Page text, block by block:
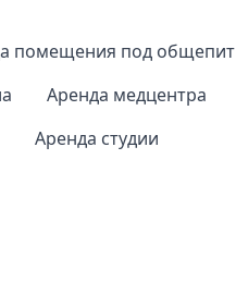
помещения под общепит
Аренда медцентра
Аренда студии